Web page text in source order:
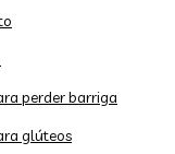
perder barriga
glúteos